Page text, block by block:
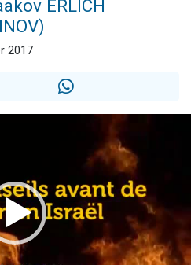
places pour étudier en groupe sur Zoom
donner son Maasser
ERLICH
2017